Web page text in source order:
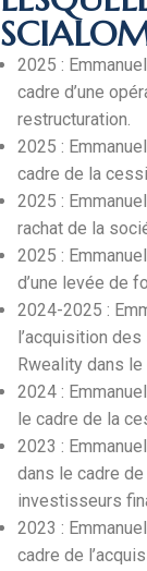
2025 :
cadre d’une
restructuration.
2025 :
cadre de la
2025 :
rachat de la
2025 :
d’une levée de
2024-2025 :
l’acquisition
Rweality dans
2024 :
le cadre de la
2023 :
dans le cadre de
investisseurs
2023 :
cadre de